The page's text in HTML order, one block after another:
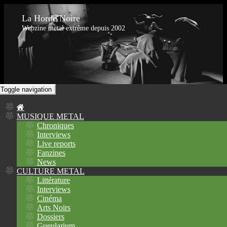
La Horde Noire
Webzine metal extrême depuis 2002
Toggle navigation
MUSIQUE METAL
Chroniques
Interviews
Live reports
Fanzines
News
CULTURE METAL
Littérature
Interviews
Cinéma
Arts Noirs
Dossiers